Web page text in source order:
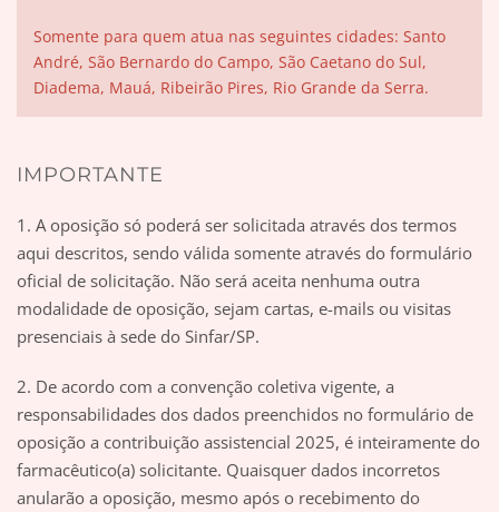
Somente para quem atua nas seguintes cidades: Santo
André, São Bernardo do Campo, São Caetano do Sul,
Diadema, Mauá, Ribeirão Pires, Rio Grande da Serra.
IMPORTANTE
1. A oposição só poderá ser solicitada através dos termos
aqui descritos, sendo válida somente através do formulário
oficial de solicitação. Não será aceita nenhuma outra
modalidade de oposição, sejam cartas, e-mails ou visitas
presenciais à sede do Sinfar/SP.
2. De acordo com a convenção coletiva vigente, a
responsabilidades dos dados preenchidos no formulário de
oposição a contribuição assistencial 2025, é inteiramente do
farmacêutico(a) solicitante. Quaisquer dados incorretos
anularão a oposição, mesmo após o recebimento do